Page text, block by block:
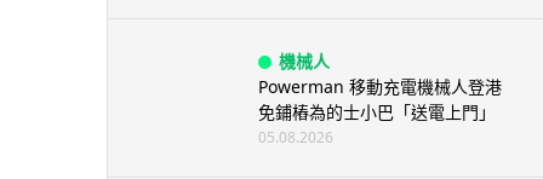
機械人
Powerman 移動充電機械人登港
免鋪樁為的士小巴「送電上門」
05.08.2026